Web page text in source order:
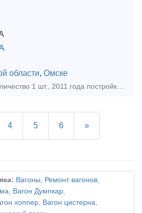
области, Омске
Тепловоз ТЭМ-7А, количество 1 шт., 2011 года постройки. На данный момент проходит капитальный ремонт, заканчивается в октябре. Полный пакет документов. Стоимость и подробная техническая информ
4 5 6 »
Вагоны, Ремонт вагонов,
, Вагон Думпкар,
хоппер, Вагон цистерна,